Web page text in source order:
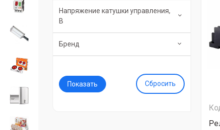
Напряжение катушки управления,
В
Бренд
Сбросить